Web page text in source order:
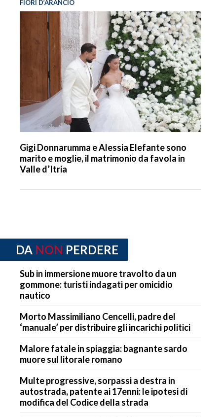
FIORI D’ARANCIO
Gigi Donnarumma e Alessia Elefante sono
marito e moglie, il matrimonio da favola in
Valle d’Itria
DA NON PERDERE
Sub in immersione muore travolto da un
gommone: turisti indagati per omicidio
nautico
Morto Massimiliano Cencelli, padre del
‘manuale’ per distribuire gli incarichi politici
Malore fatale in spiaggia: bagnante sardo
muore sul litorale romano
Multe progressive, sorpassi a destra in
autostrada, patente ai 17enni: le ipotesi di
modifica del Codice della strada